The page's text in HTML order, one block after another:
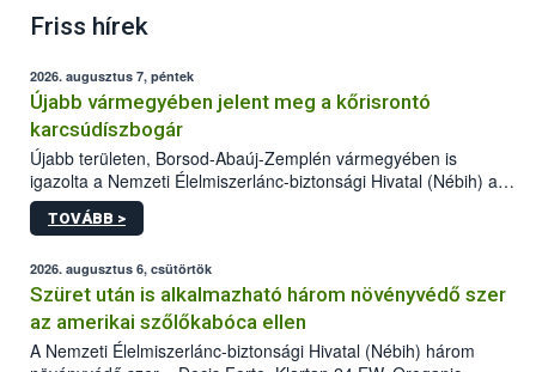
Friss hírek
2026. augusztus 7, péntek
Újabb vármegyében jelent meg a kőrisrontó
karcsúdíszbogár
Újabb területen, Borsod-Abaúj-Zemplén vármegyében is
igazolta a Nemzeti Élelmiszerlánc-biztonsági Hivatal (Nébih) a
kőrisrontó karcsúdíszbogár (Agrilus planipennis) jelenlétét. A
kártevőt nem csak színcsapdában találták meg, de már fertőzött
az intenzív felderítést, emellett az intézkedéseket a szlovák
hatósággal is összehangolják a terjedés megállítása érdekében.
TOVÁBB >
2026. augusztus 6, csütörtök
Szüret után is alkalmazható három növényvédő szer
az amerikai szőlőkabóca ellen
A Nemzeti Élelmiszerlánc-biztonsági Hivatal (Nébih) három